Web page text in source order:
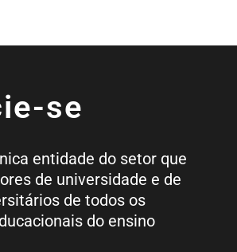
se
entidade do setor que
de universidade e de
de todos os
do ensino